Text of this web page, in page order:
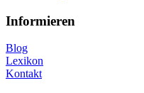
Informieren
Blog
Lexikon
Kontakt